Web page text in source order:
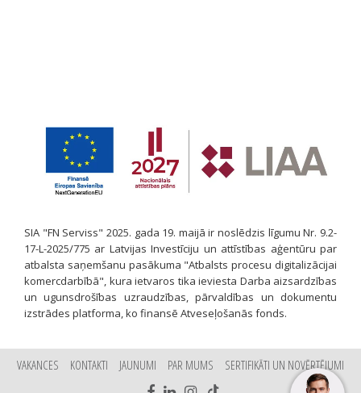
SIA "FN Serviss" 2025. gada 19. maijā ir noslēdzis līgumu Nr. 9.2-
17-L-2025/775 ar Latvijas Investīciju un attīstības aģentūru par
atbalsta saņemšanu pasākuma "Atbalsts procesu digitalizācijai
komercdarbībā", kura ietvaros tika ieviesta Darba aizsardzības
un ugunsdrošības uzraudzības, pārvaldības un dokumentu
izstrādes platforma, ko finansē Atveseļošanās fonds.
VAKANCES KONTAKTI JAUNUMI PAR MUMS SERTIFIKĀTI UN NOVĒRTĒJUMI